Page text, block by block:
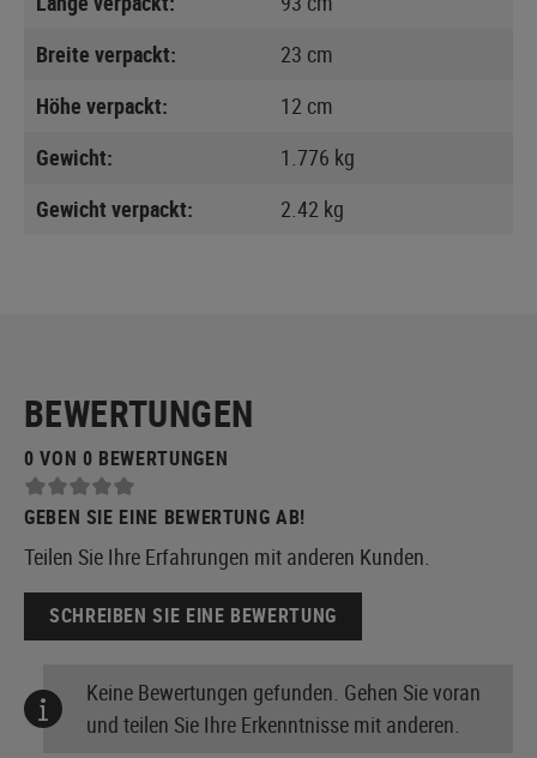
Breite verpackt:
23 cm
Höhe verpackt:
12 cm
Gewicht:
1.776 kg
Gewicht verpackt:
2.42 kg
BEWERTUNGEN
0 VON 0 BEWERTUNGEN
GEBEN SIE EINE BEWERTUNG AB!
Teilen Sie Ihre Erfahrungen mit anderen Kunden.
SCHREIBEN SIE EINE BEWERTUNG
Keine Bewertungen gefunden. Gehen Sie voran
und teilen Sie Ihre Erkenntnisse mit anderen.